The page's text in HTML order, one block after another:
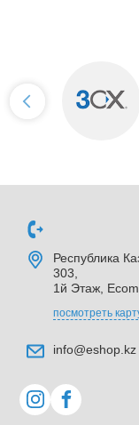
Республика
303,
1й Этаж,
посмотреть
info@eshop.kz